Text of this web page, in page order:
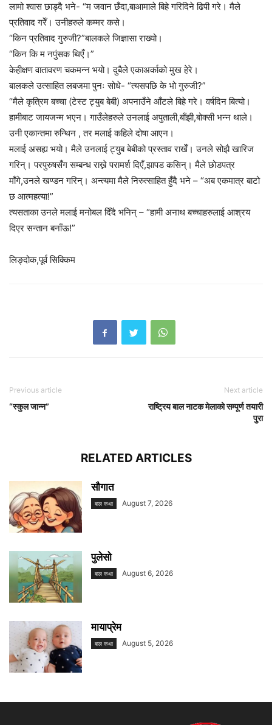
लामो श्वास छाड्दै भने- “म जवान छँदा,बाआमाले बिहे गरिदिने ढिपी गरे। मैले
प्रतिवाद गरेँ। उनीहरुले कम्मर कसे।
“किन प्रतिवाद गुरुजी?”बालकले जिज्ञासा राख्यो।
“किन कि म नपुंसक थिएँ।”
केहीक्षण वातावरण चकमन्न भयो। दुबैले एकाअर्काको मुख हेरे।
बालकले उत्साहित लबजमा पुनः सोधे- “त्यसपछि के भो गुरुजी?”
“मैले कृत्रिम बच्चा (टेस्ट ट्युब बेबी) अपनाउँने आँटले बिहे गरे। वर्षदिन बित्यो।
हामीबाट जायजन्म भएन। गाउँलेहरुले उनलाई अपुताली,बाँझी,बोक्सी भन्न थाले।
उनी एकान्तमा रुन्थिन , तर मलाई कहिले दोषा आएन।
मलाई असह्य भयो। मैले उनलाई ट्युब बेबीको प्रस्ताव राखेँ। उनले सोझै खारिज
गरिन्। परपुरुषसँग सम्बन्ध राख्ने परामर्श दिएँ,झापड कसिन्। मैले छोडपत्र
माँगे,उनले खण्डन गरिन्। अन्त्यमा मैले निरुत्साहित हुँदै भने – “अब एकमात्र बाटो
छ आत्महत्या!”
त्यसताका उनले मलाई मनोबल दिँदै भनिन् – “हामी अनाथ बच्चाहरुलाई आश्रय
दिएर सन्तान बनाँऊ!”
लिङ्दोक,पूर्व सिक्किम
Previous article
“स्कुल जान्न”
Next article
राष्ट्रिय बाल नाटक मेलाको सम्पूर्ण तयारी
पुरा
RELATED ARTICLES
सौगात
बाल कथा August 7, 2026
पुलेसो
बाल कथा August 6, 2026
मायाप्रेम
बाल कथा August 5, 2026